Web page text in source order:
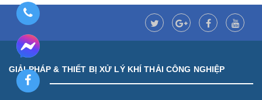
GIẢI PHÁP & THIẾT BỊ XỬ LÝ KHÍ THẢI CÔNG NGHIỆP